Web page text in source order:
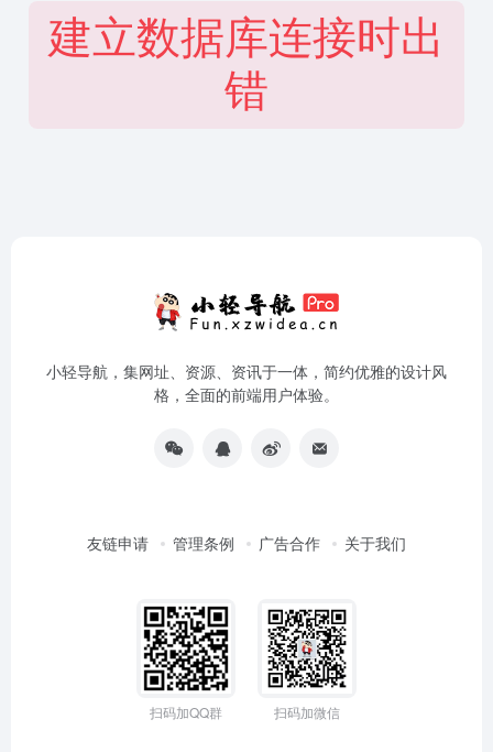
建立数据库连接时出
错
小轻导航，集网址、资源、资讯于一体，简约优雅的设计风
格，全面的前端用户体验。
友链申请 管理条例 广告合作 关于我们
扫码加QQ群 扫码加微信